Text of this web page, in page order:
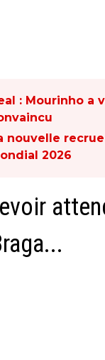
: Mourinho a
nouvelle
2026